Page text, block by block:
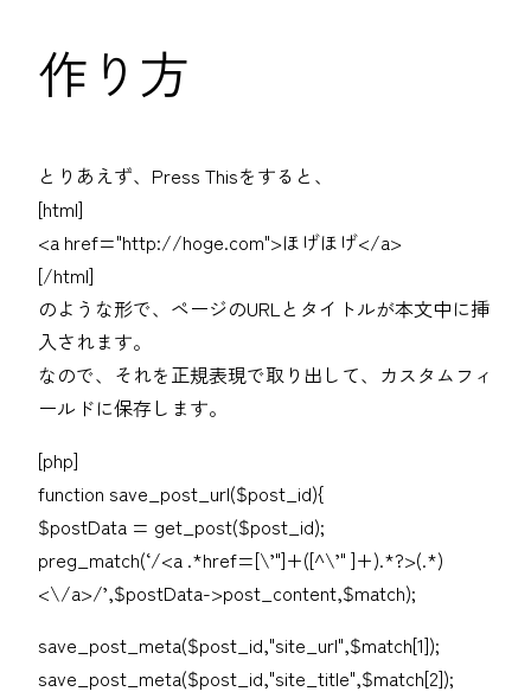
作り方
とりあえず、Press Thisをすると、
[html]
<a href="http://hoge.com">ほげほげ</a>
[/html]
のような形で、ページのURLとタイトルが本文中に挿
入されます。
なので、それを正規表現で取り出して、カスタムフィ
ールドに保存します。
[php]
function save_post_url($post_id){
$postData = get_post($post_id);
preg_match(‘/<a .*href=[\’"]+([^\’" ]+).*?>(.*)
<\/a>/’,$postData->post_content,$match);
save_post_meta($post_id,"site_url",$match[1]);
save_post_meta($post_id,"site_title",$match[2]);